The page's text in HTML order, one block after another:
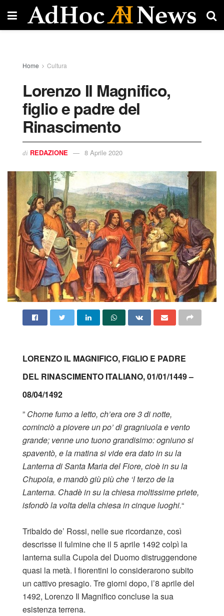
Home Cultura
Lorenzo Il Magnifico,
figlio e padre del
Rinascimento
di REDAZIONE 8 Aprile 2020
LORENZO IL MAGNIFICO, FIGLIO E PADRE
DEL RINASCIMENTO ITALIANO, 01/01/1449 –
08/04/1492
” Chome fumo a letto, ch’era ore 3 di notte,
cominciò a piovere un po’ di gragniuola e vento
grande; venne uno tuono grandisimo: ogniuno si
spaventò, e la matina si vide era dato in su la
Lanterna di Santa Maria del Fiore, cioè in su la
Chupola, e mandò giù più che ‘l terzo de la
Lanterna. Chadè in su la chiesa moltissime priete,
isfondò la volta della chiesa in cinque luoghi.“
Tribaldo de’ Rossi, nelle sue ricordanze, così
descrisse il fulmine che il 5 aprile 1492 colpì la
lanterna sulla Cupola del Duomo distruggendone
quasi la metà. I fiorentini lo considerarono subito
un cattivo presagio. Tre giorni dopo, l’8 aprile del
1492, Lorenzo Il Magnifico concluse la sua
esistenza terrena.